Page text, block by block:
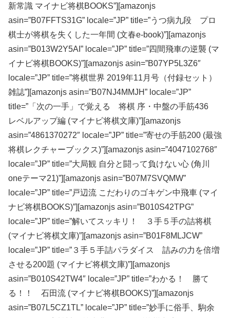
新常識 マイナビ将棋BOOKS”][amazonjs
asin=”B07FFTS31G” locale=”JP” title=”うつ病九段 プロ
棋士が将棋を失くした一年間 (文春e-book)”][amazonjs
asin=”B013W2Y5AI” locale=”JP” title=”四間飛車の逆襲 (マ
イナビ将棋BOOKS)”][amazonjs asin=”B07YP5L3Z6″
locale=”JP” title=”将棋世界 2019年11月号（付録セット）
雑誌”][amazonjs asin=”B07NJ4MMJH” locale=”JP”
title=”「次の一手」で覚える 将棋 序・中盤の手筋436
レベルアップ編 (マイナビ将棋文庫)”][amazonjs
asin=”4861370272″ locale=”JP” title=”寄せの手筋200 (最強
将棋レクチャーブックス)”][amazonjs asin=”4047102768″
locale=”JP” title=”大局観 自分と闘って負けない心 (角川
oneテーマ21)”][amazonjs asin=”B07M7SVQMW”
locale=”JP” title=”戸辺流 こだわりのゴキゲン中飛車 (マイ
ナビ将棋BOOKS)”][amazonjs asin=”B010S42TPG”
locale=”JP” title=”解いてスッキリ！ ３手５手の詰将棋
(マイナビ将棋文庫)”][amazonjs asin=”B01F8MLJCW”
locale=”JP” title=”３手５手詰パラダイス 詰みの力を倍増
させる200題 (マイナビ将棋文庫)”][amazonjs
asin=”B010S42TW4″ locale=”JP” title=”わかる！ 勝て
る！！ 石田流 (マイナビ将棋BOOKS)”][amazonjs
asin=”B07L5CZ1TL” locale=”JP” title=”妙手に俗手、駒余